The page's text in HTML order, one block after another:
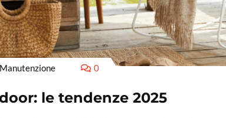
Manutenzione 0
le tendenze 2025